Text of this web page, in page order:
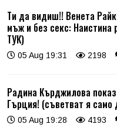
Ти да видиш!! Венета
мъж и без секс: Наистина
ТУК)
05 Aug 19:31 2198
Радина Кърджилова
Гърция! (съветват я
05 Aug 19:28 4193